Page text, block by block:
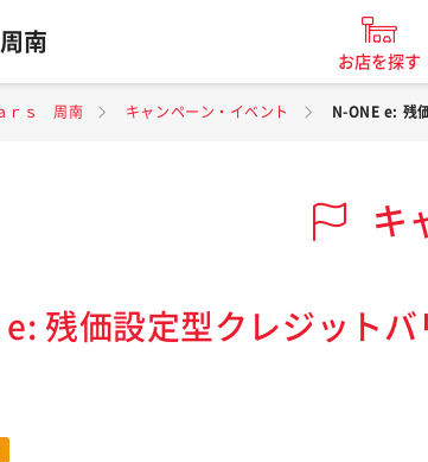
南
お店を探す
ｒｓ 周南 キャンペーン・イベント N-ONE e: 残
キ
e: 残価設定型クレジット